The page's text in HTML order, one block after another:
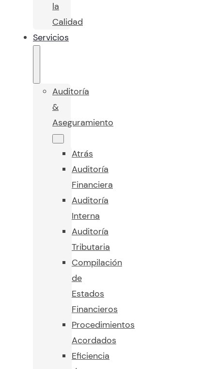
la
Calidad
Servicios
Auditoría
&
Aseguramiento
Atrás
Auditoría
Financiera
Auditoría
Interna
Auditoría
Tributaria
Compilación
de
Estados
Financieros
Procedimientos
Acordados
Eficiencia